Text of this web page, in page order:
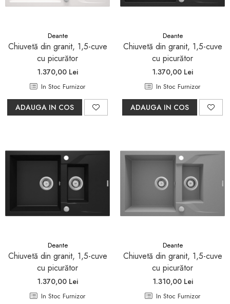
Deante
Chiuvetă din granit, 1,5-cuve
cu picurător
1.370,00 Lei
In Stoc Furnizor
ADAUGA IN COS
Deante
Chiuvetă din granit, 1,5-cuve
cu picurător
1.370,00 Lei
In Stoc Furnizor
ADAUGA IN COS
Deante
Chiuvetă din granit, 1,5-cuve
cu picurător
1.370,00 Lei
In Stoc Furnizor
Deante
Chiuvetă din granit, 1,5-cuve
cu picurător
1.310,00 Lei
In Stoc Furnizor